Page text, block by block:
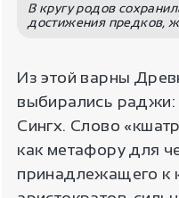
В кругу родов
достижения предков,
Из этой варны
выбирались раджи:
Сингх. Слово
как метафору для
принадлежащего к